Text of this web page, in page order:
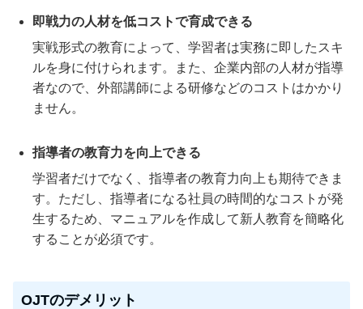
即戦力の人材を低コストで育成できる
実戦形式の教育によって、学習者は実務に即したスキ
ルを身に付けられます。また、企業内部の人材が指導
者なので、外部講師による研修などのコストはかかり
ません。
指導者の教育力を向上できる
学習者だけでなく、指導者の教育力向上も期待できま
す。ただし、指導者になる社員の時間的なコストが発
生するため、マニュアルを作成して新人教育を簡略化
することが必須です。
OJTのデメリット